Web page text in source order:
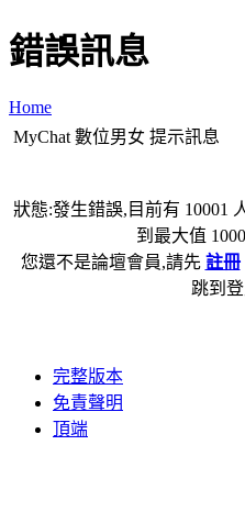
錯誤訊息
Home
MyChat 數位男女 提示訊息
狀態:發生錯誤,目前有 10001
到最大值
您還不是論壇會員,請先 註冊
跳到
完整版本
免責聲明
頂端